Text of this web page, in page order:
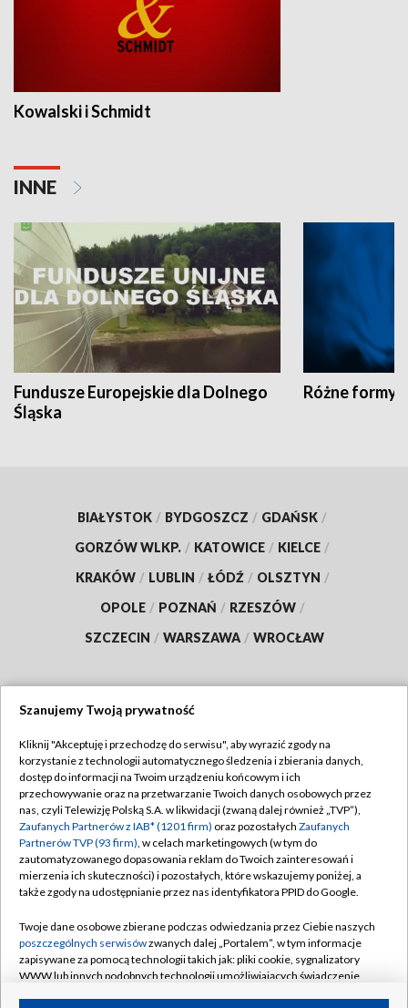
Kowalski i Schmidt
INNE
Fundusze Europejskie dla Dolnego
Śląska
Różne formy
BIAŁYSTOK / BYDGOSZCZ / GDAŃSK /
GORZÓW WLKP. / KATOWICE / KIELCE /
KRAKÓW / LUBLIN / ŁÓDŹ / OLSZTYN /
OPOLE / POZNAŃ / RZESZÓW /
SZCZECIN / WARSZAWA / WROCŁAW
TVP
Abonament TVP
Emisja w TVP
Centrum informacji TVP
Naziemna Telewizja Cyfrowa
Rada Programowa
System NOS
Informacje o nadawcy
Regulamin TVP
Polityka prywatności
Moje zgody
Pomoc
Kontakt
Kanały
Szanujemy Twoją prywatność
Kliknij "Akceptuję i przechodzę do serwisu", aby wyrazić zgody na
korzystanie z technologii automatycznego śledzenia i zbierania danych,
dostęp do informacji na Twoim urządzeniu końcowym i ich
przechowywanie oraz na przetwarzanie Twoich danych osobowych przez
nas, czyli Telewizję Polską S.A. w likwidacji (zwaną dalej również „TVP”),
Zaufanych Partnerów z IAB* (1201 firm) oraz pozostałych Zaufanych
Partnerów TVP (93 firm), w celach marketingowych (w tym do
zautomatyzowanego dopasowania reklam do Twoich zainteresowań i
mierzenia ich skuteczności) i pozostałych, które wskazujemy poniżej, a
także zgody na udostępnianie przez nas identyfikatora PPID do Google.
Twoje dane osobowe zbierane podczas odwiedzania przez Ciebie naszych
poszczególnych serwisówzwanych dalej „Portalem”, w tym informacje
zapisywane za pomocą technologii takich jak: pliki cookie, sygnalizatory
WWW lub innych podobnych technologii umożliwiających świadczenie